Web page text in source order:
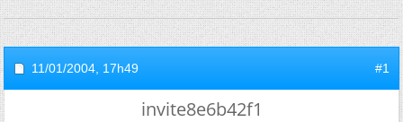
11/01/2004, 17h49 #1
invite8e6b42f1